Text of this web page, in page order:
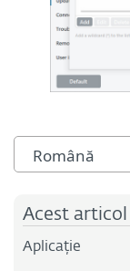
Română
Acest
Aplicație